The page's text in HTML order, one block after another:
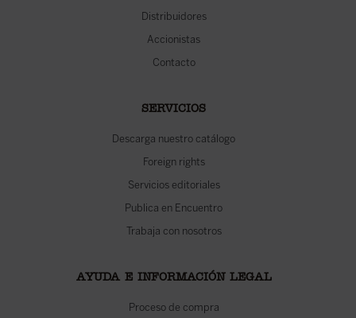
Distribuidores
Accionistas
Contacto
SERVICIOS
Descarga nuestro catálogo
Foreign rights
Servicios editoriales
Publica en Encuentro
Trabaja con nosotros
AYUDA E INFORMACIÓN LEGAL
Proceso de compra